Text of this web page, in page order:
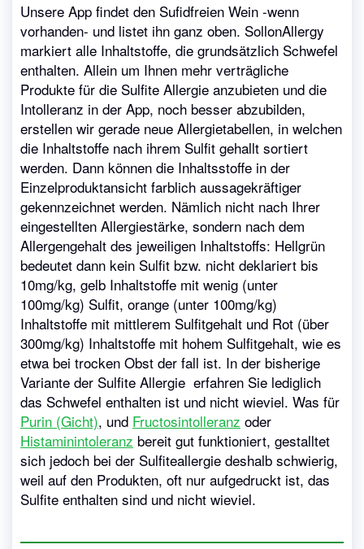
Unsere App findet den Sufidfreien Wein -wenn
vorhanden- und listet ihn ganz oben. SollonAllergy
markiert alle Inhaltstoffe, die grundsätzlich Schwefel
enthalten. Allein um Ihnen mehr verträgliche
Produkte für die Sulfite Allergie anzubieten und die
Intolleranz in der App, noch besser abzubilden,
erstellen wir gerade neue Allergietabellen, in welchen
die Inhaltstoffe nach ihrem Sulfit gehallt sortiert
werden. Dann können die Inhaltsstoffe in der
Einzelproduktansicht farblich aussagekräftiger
gekennzeichnet werden. Nämlich nicht nach Ihrer
eingestellten Allergiestärke, sondern nach dem
Allergengehalt des jeweiligen Inhaltstoffs: Hellgrün
bedeutet dann kein Sulfit bzw. nicht deklariert bis
10mg/kg, gelb Inhaltstoffe mit wenig (unter
100mg/kg) Sulfit, orange (unter 100mg/kg)
Inhaltstoffe mit mittlerem Sulfitgehalt und Rot (über
300mg/kg) Inhaltstoffe mit hohem Sulfitgehalt, wie es
etwa bei trocken Obst der fall ist. In der bisherige
Variante der Sulfite Allergie erfahren Sie lediglich
das Schwefel enthalten ist und nicht wieviel. Was für
Purin (Gicht), und Fructosintolleranz oder
Histaminintoleranz bereit gut funktioniert, gestalltet
sich jedoch bei der Sulfiteallergie deshalb schwierig,
weil auf den Produkten, oft nur aufgedruckt ist, das
Sulfite enthalten sind und nicht wieviel.